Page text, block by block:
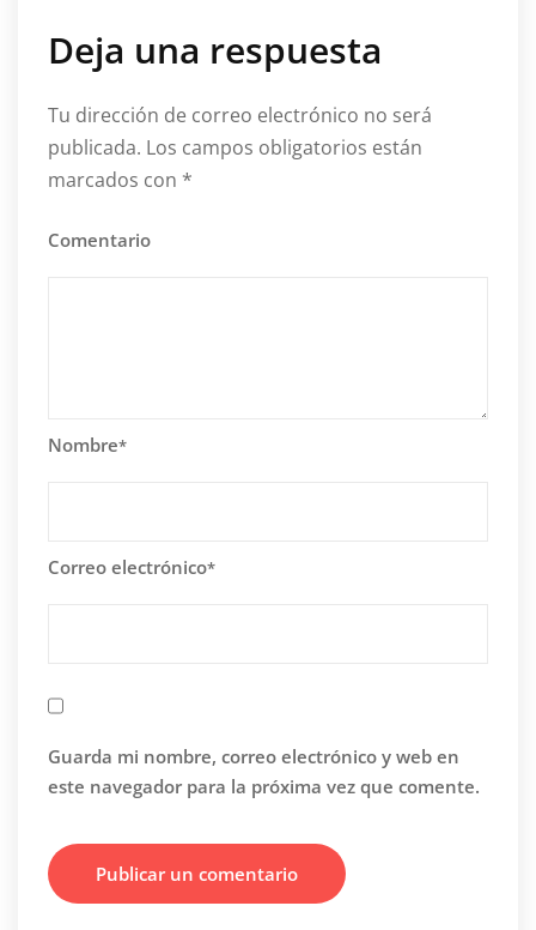
Deja una respuesta
Tu dirección de correo electrónico no será
publicada. Los campos obligatorios están
marcados con *
Comentario
Nombre*
Correo electrónico*
Guarda mi nombre, correo electrónico y web en
este navegador para la próxima vez que comente.